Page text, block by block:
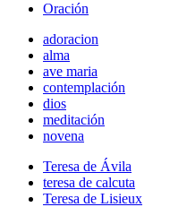
Oración
adoracion
alma
ave maria
contemplación
dios
meditación
novena
Teresa de Ávila
teresa de calcuta
Teresa de Lisieux